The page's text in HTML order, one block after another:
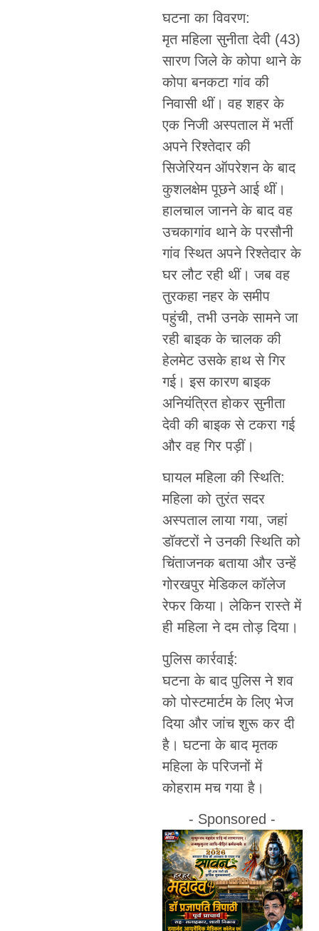
घटना का विवरण:
मृत महिला सुनीता देवी (43)
सारण जिले के कोपा थाने के
कोपा बनकटा गांव की
निवासी थीं। वह शहर के
एक निजी अस्पताल में भर्ती
अपने रिश्तेदार की
सिजेरियन ऑपरेशन के बाद
कुशलक्षेम पूछने आई थीं।
हालचाल जानने के बाद वह
उचकागांव थाने के परसौनी
गांव स्थित अपने रिश्तेदार के
घर लौट रही थीं। जब वह
तुरकहा नहर के समीप
पहुंची, तभी उनके सामने जा
रही बाइक के चालक की
हेलमेट उसके हाथ से गिर
गई। इस कारण बाइक
अनियंत्रित होकर सुनीता
देवी की बाइक से टकरा गई
और वह गिर पड़ीं।
घायल महिला की स्थिति:
महिला को तुरंत सदर
अस्पताल लाया गया, जहां
डॉक्टरों ने उनकी स्थिति को
चिंताजनक बताया और उन्हें
गोरखपुर मेडिकल कॉलेज
रेफर किया। लेकिन रास्ते में
ही महिला ने दम तोड़ दिया।
पुलिस कार्रवाई:
घटना के बाद पुलिस ने शव
को पोस्टमार्टम के लिए भेज
दिया और जांच शुरू कर दी
है। घटना के बाद मृतक
महिला के परिजनों में
कोहराम मच गया है।
- Sponsored -